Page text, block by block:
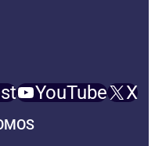
YouTube X